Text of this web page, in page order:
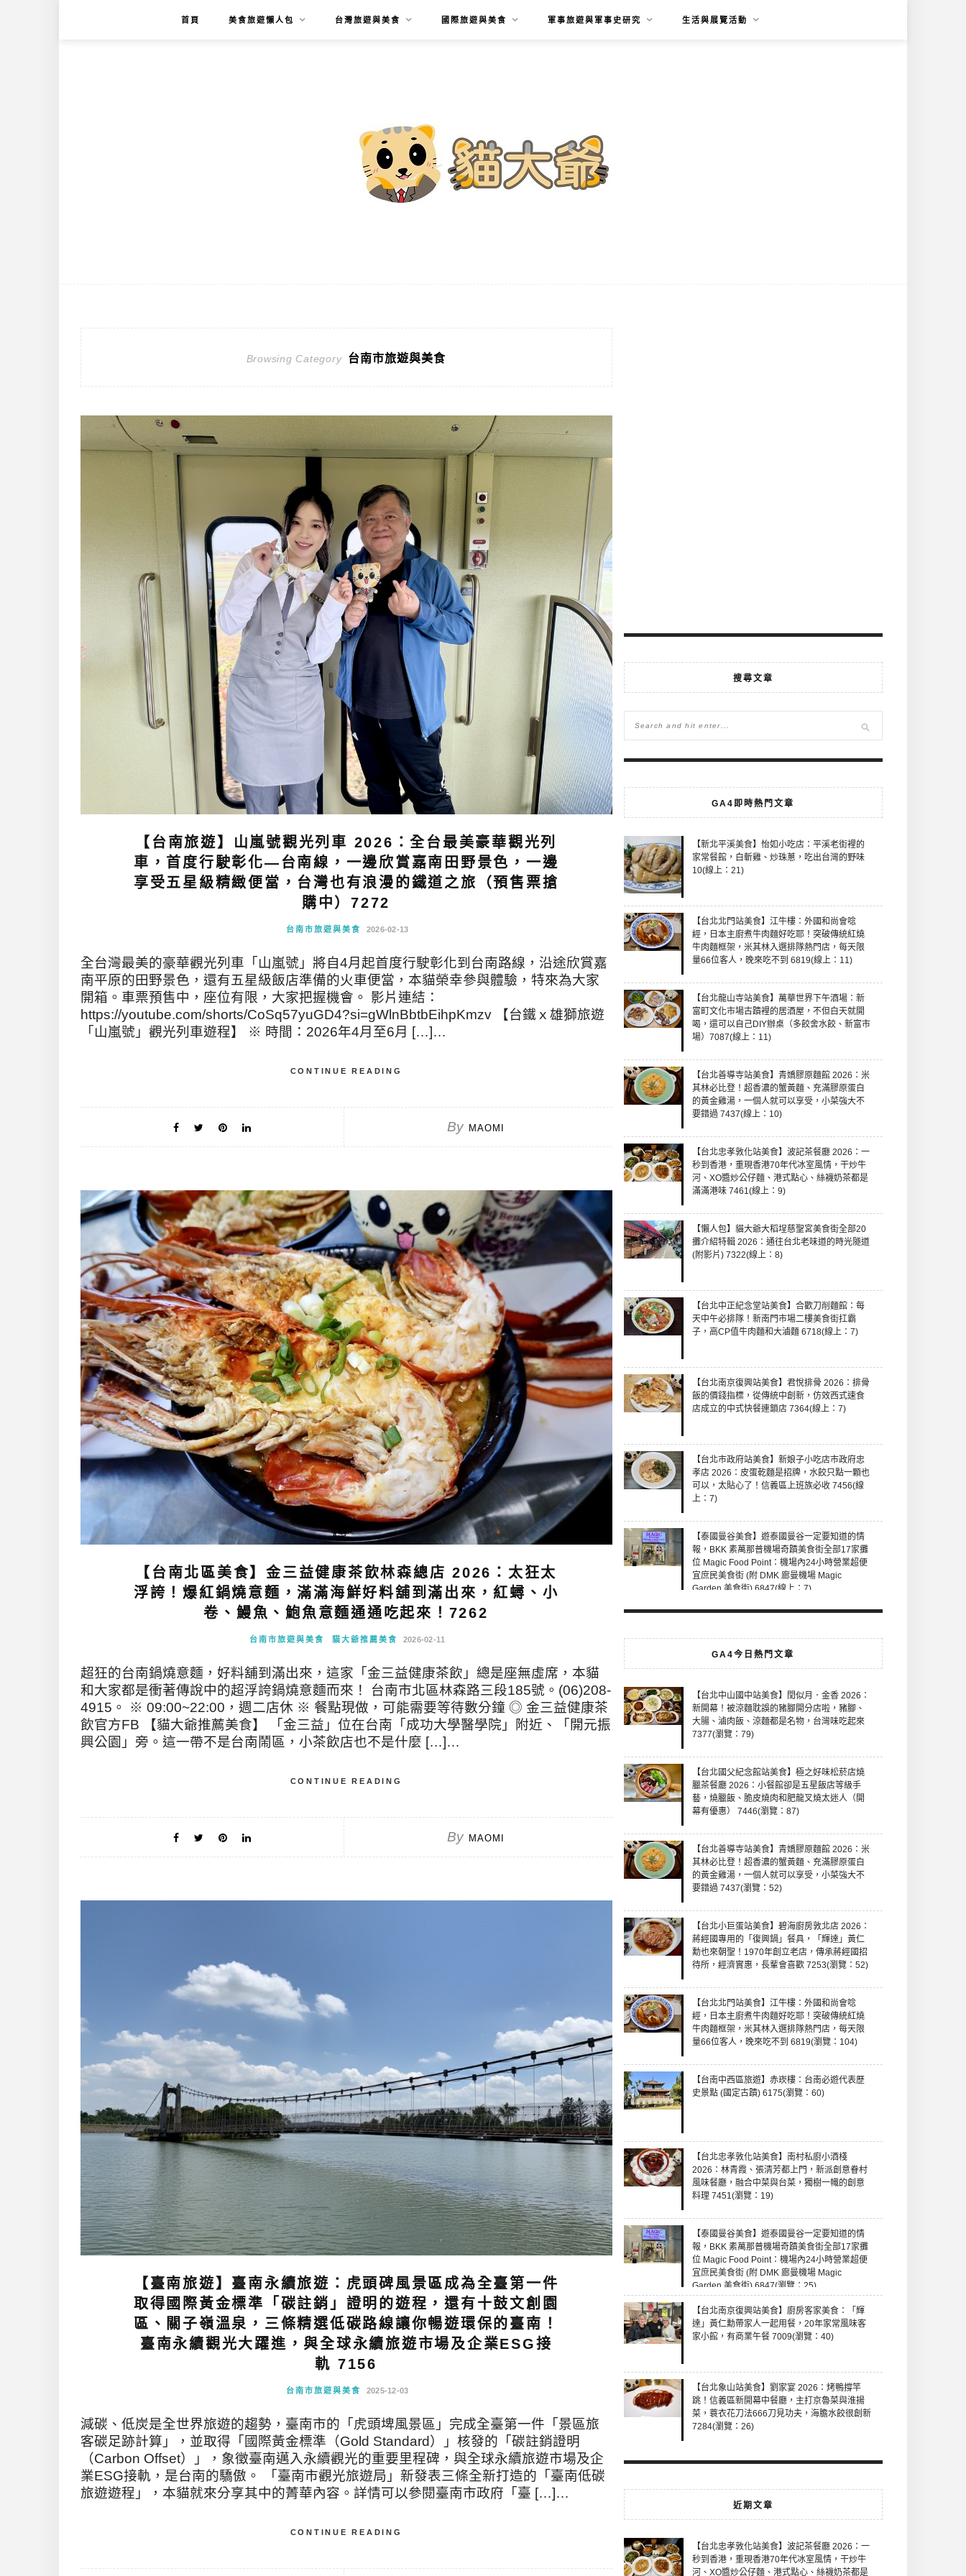
首頁 美食旅遊懶人包 台灣旅遊與美食 國際旅遊與美食 軍事旅遊與軍事史研究 生活與展覽活動
Browsing Category 台南市旅遊與美食
【台南旅遊】山嵐號觀光列車 2026：全台最美豪華觀光列
車，首度行駛彰化—台南線，一邊欣賞嘉南田野景色，一邊
享受五星級精緻便當，台灣也有浪漫的鐵道之旅（預售票搶
購中）7272
台南市旅遊與美食 2026-02-13
全台灣最美的豪華觀光列車「山嵐號」將自4月起首度行駛彰化到台南路線，沿途欣賞嘉
南平原的田野景色，還有五星級飯店準備的火車便當，本貓榮幸參與體驗，特來為大家
開箱。車票預售中，座位有限，大家把握機會。 影片連結：
https://youtube.com/shorts/CoSq57yuGD4?si=gWlnBbtbEihpKmzv 【台鐵ｘ雄獅旅遊
「山嵐號」觀光列車遊程】 ※ 時間：2026年4月至6月 […]…
CONTINUE READING
By MAOMI
【台南北區美食】金三益健康茶飲林森總店 2026：太狂太
浮誇！爆紅鍋燒意麵，滿滿海鮮好料舖到滿出來，紅蟳、小
卷、鰻魚、鮑魚意麵通通吃起來！7262
台南市旅遊與美食 貓大爺推薦美食 2026-02-11
超狂的台南鍋燒意麵，好料舖到滿出來，這家「金三益健康茶飲」總是座無虛席，本貓
和大家都是衝著傳說中的超浮誇鍋燒意麵而來！ 台南市北區林森路三段185號。(06)208-
4915。 ※ 09:00~22:00，週二店休 ※ 餐點現做，可能需要等待數分鐘 ◎ 金三益健康茶
飲官方FB 【貓大爺推薦美食】 「金三益」位在台南「成功大學醫學院」附近、「開元振
興公園」旁。這一帶不是台南鬧區，小茶飲店也不是什麼 […]…
CONTINUE READING
By MAOMI
【臺南旅遊】臺南永續旅遊：虎頭碑風景區成為全臺第一件
取得國際黃金標準「碳註銷」證明的遊程，還有十鼓文創園
區、關子嶺溫泉，三條精選低碳路線讓你暢遊環保的臺南！
臺南永續觀光大躍進，與全球永續旅遊市場及企業ESG接
軌 7156
台南市旅遊與美食 2025-12-03
減碳、低炭是全世界旅遊的趨勢，臺南市的「虎頭埤風景區」完成全臺第一件「景區旅
客碳足跡計算」，並取得「國際黃金標準（Gold Standard）」核發的「碳註銷證明
（Carbon Offset）」，象徵臺南邁入永續觀光的重要里程碑，與全球永續旅遊市場及企
業ESG接軌，是台南的驕傲。 「臺南市觀光旅遊局」新發表三條全新打造的「臺南低碳
旅遊遊程」，本貓就來分享其中的菁華內容。詳情可以參閱臺南市政府「臺 […]…
CONTINUE READING
搜尋文章
GA4即時熱門文章
【新北平溪美食】怡如小吃店：平溪老街裡的
家常餐館，白斬雞、炒珠蔥，吃出台灣的野味
10(線上：21)
【台北北門站美食】江牛樓：外國和尚會唸
經，日本主廚煮牛肉麵好吃耶！突破傳統紅燒
牛肉麵框架，米其林入選排隊熱門店，每天限
量66位客人，晚來吃不到 6819(線上：11)
【台北龍山寺站美食】萬華世界下午酒場：新
富町文化市場古蹟裡的居酒屋，不但白天就開
喝，還可以自己DIY辦桌（多餃舍水餃、新富市
場）7087(線上：11)
【台北善導寺站美食】青嬌膠原麵館 2026：米
其林必比登！超香濃的蟹黃麵、充滿膠原蛋白
的黃金雞湯，一個人就可以享受，小菜強大不
要錯過 7437(線上：10)
【台北忠孝敦化站美食】波記茶餐廳 2026：一
秒到香港，重現香港70年代冰室風情，干炒牛
河、XO醬炒公仔麵、港式點心、絲襪奶茶都是
滿滿港味 7461(線上：9)
【懶人包】貓大爺大稻埕慈聖宮美食街全部20
攤介紹特輯 2026：通往台北老味道的時光隧道
(附影片) 7322(線上：8)
【台北中正紀念堂站美食】合歡刀削麵館：每
天中午必排隊！新南門市場二樓美食街扛霸
子，高CP值牛肉麵和大滷麵 6718(線上：7)
【台北南京復興站美食】君悅排骨 2026：排骨
飯的價錢指標，從傳統中創新，仿效西式速食
店成立的中式快餐連鎖店 7364(線上：7)
【台北市政府站美食】新娘子小吃店市政府忠
孝店 2026：皮蛋乾麵是招牌，水餃只點一顆也
可以，太貼心了！信義區上班族必收 7456(線
上：7)
【泰國曼谷美食】遊泰國曼谷一定要知道的情
報，BKK 素萬那普機場奇蹟美食街全部17家攤
位 Magic Food Point：機場內24小時營業超便
宜庶民美食街 (附 DMK 廊曼機場 Magic
Garden 美食街) 6847(線上：7)
GA4今日熱門文章
【台北中山國中站美食】閏似月．金香 2026：
新開幕！被涼麵耽誤的豬腳開分店啦，豬腳、
大腸、滷肉飯、涼麵都是名物，台灣味吃起來
7377(瀏覽：79)
【台北國父紀念館站美食】極之好味松菸店燒
臘茶餐廳 2026：小餐館卻是五星飯店等級手
藝，燒臘飯、脆皮燒肉和肥龍叉燒太迷人（開
幕有優惠） 7446(瀏覽：87)
【台北善導寺站美食】青嬌膠原麵館 2026：米
其林必比登！超香濃的蟹黃麵、充滿膠原蛋白
的黃金雞湯，一個人就可以享受，小菜強大不
要錯過 7437(瀏覽：52)
【台北小巨蛋站美食】碧海廚房敦北店 2026：
蔣經國專用的「復興鍋」餐具，「輝達」黃仁
勳也來朝聖！1970年創立老店，傳承蔣經國招
待所，經濟實惠，長輩會喜歡 7253(瀏覽：52)
【台北北門站美食】江牛樓：外國和尚會唸
經，日本主廚煮牛肉麵好吃耶！突破傳統紅燒
牛肉麵框架，米其林入選排隊熱門店，每天限
量66位客人，晚來吃不到 6819(瀏覽：104)
【台南中西區旅遊】赤崁樓：台南必遊代表歷
史景點 (國定古蹟) 6175(瀏覽：60)
【台北忠孝敦化站美食】南村私廚小酒棧
2026：林青霞、張清芳都上門，新派創意眷村
風味餐廳，融合中菜與台菜，獨樹一幟的創意
料理 7451(瀏覽：19)
【泰國曼谷美食】遊泰國曼谷一定要知道的情
報，BKK 素萬那普機場奇蹟美食街全部17家攤
位 Magic Food Point：機場內24小時營業超便
宜庶民美食街 (附 DMK 廊曼機場 Magic
Garden 美食街) 6847(瀏覽：25)
【台北南京復興站美食】廚房客家美食：「輝
達」黃仁勳帶家人一起用餐，20年家常風味客
家小館，有商業午餐 7009(瀏覽：40)
【台北象山站美食】劉家宴 2026：烤鴨撐竿
跳！信義區新開幕中餐廳，主打京魯菜與淮揚
菜，蓑衣花刀法666刀見功夫，海膽水餃很創新
7284(瀏覽：26)
近期文章
【台北忠孝敦化站美食】波記茶餐廳 2026：一
秒到香港，重現香港70年代冰室風情，干炒牛
河、XO醬炒公仔麵、港式點心、絲襪奶茶都是